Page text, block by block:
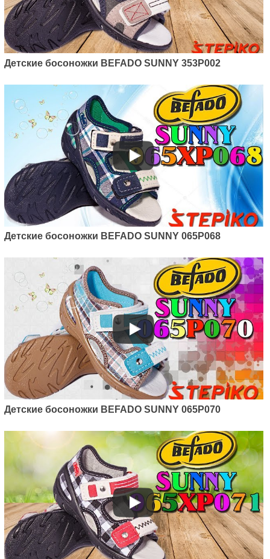
Детские босоножки BEFADO SUNNY 353P002
Детские босоножки BEFADO SUNNY 065P068
Детские босоножки BEFADO SUNNY 065P070